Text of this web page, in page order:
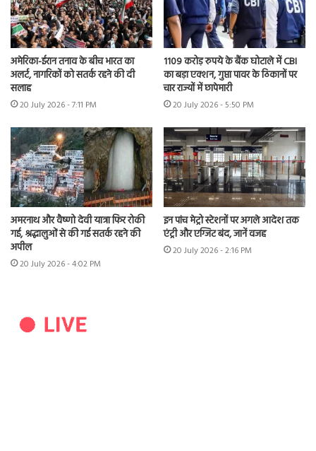
अमेरिका-ईरान तनाव के बीच भारत का
अलर्ट, नागरिकों को सतर्क रहने की दी
सलाह
20 July 2026 - 7:11 PM
1109 करोड़ रुपये के बैंक घोटाले में CBI
का बड़ा एक्शन, गुप्ता पावर के ठिकानों पर
चार राज्यों में छापेमारी
20 July 2026 - 5:50 PM
अमरनाथ और वैष्णो देवी यात्रा फिर रोकी
गई, श्रद्धालुओं से की गई सतर्क रहने की
अपील
20 July 2026 - 4:02 PM
इन पांच मेट्रो स्टेशनों पर अगले आदेश तक
एंट्री और एग्जिट बंद, जानें वजह
20 July 2026 - 2:16 PM